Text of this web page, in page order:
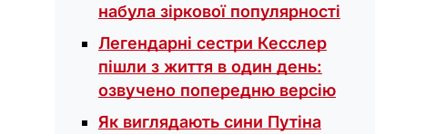
набула зіркової популярності
Легендарні сестри Кесслер
пішли з життя в один день:
озвучено попередню версію
Як виглядають сини Путіна